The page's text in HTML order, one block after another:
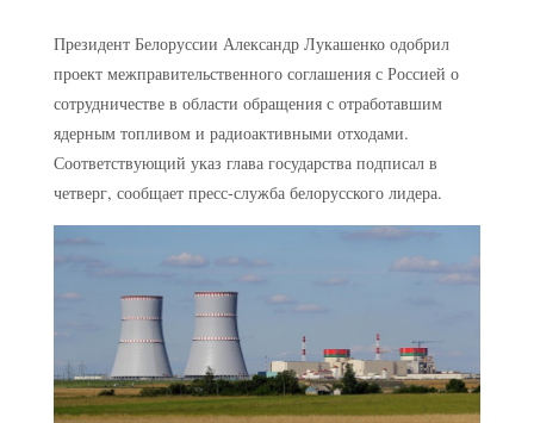
Президент Белоруссии Александр Лукашенко одобрил
проект межправительственного соглашения с Россией о
сотрудничестве в области обращения с отработавшим
ядерным топливом и радиоактивными отходами.
Соответствующий указ глава государства подписал в
четверг, сообщает пресс-служба белорусского лидера.